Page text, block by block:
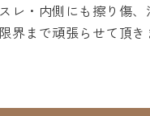
レ・内側にも擦り傷
界まで頑張らせて頂き